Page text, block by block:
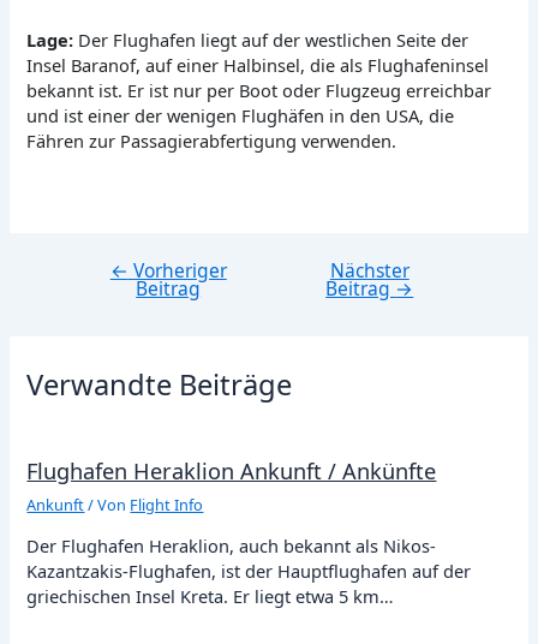
Lage: Der Flughafen liegt auf der westlichen Seite der
Insel Baranof, auf einer Halbinsel, die als Flughafeninsel
bekannt ist. Er ist nur per Boot oder Flugzeug erreichbar
und ist einer der wenigen Flughäfen in den USA, die
Fähren zur Passagierabfertigung verwenden.
Beitragsnavigation
← Vorheriger
Beitrag
Nächster
Beitrag→
Verwandte Beiträge
Flughafen Heraklion Ankunft / Ankünfte
Ankunft/ Von Flight Info
Der Flughafen Heraklion, auch bekannt als Nikos-
Kazantzakis-Flughafen, ist der Hauptflughafen auf der
griechischen Insel Kreta. Er liegt etwa 5 km…